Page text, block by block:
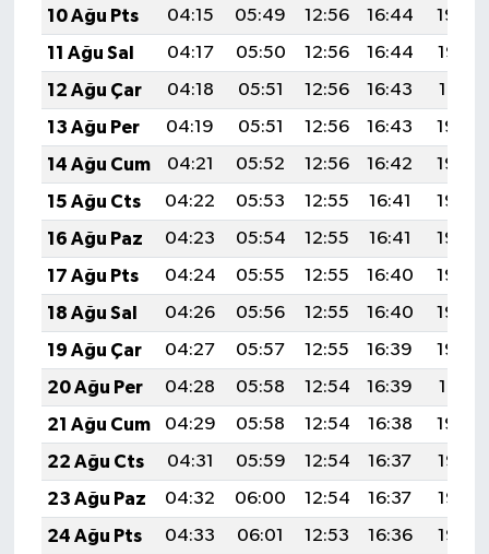
10 Ağu Pts
04:15 05:49 12:56 16:44
19:54
11 Ağu Sal
04:17 05:50 12:56 16:44
19:52
12 Ağu Çar
04:18 05:51 12:56 16:43
19:51
13 Ağu Per
04:19 05:51 12:56 16:43
19:50
14 Ağu Cum
04:21 05:52 12:56 16:42
19:49
15 Ağu Cts
04:22 05:53 12:55 16:41
19:48
16 Ağu Paz
04:23 05:54 12:55 16:41
19:46
17 Ağu Pts
04:24 05:55 12:55 16:40
19:45
18 Ağu Sal
04:26 05:56 12:55 16:40
19:44
19 Ağu Çar
04:27 05:57 12:55 16:39
19:42
20 Ağu Per
04:28 05:58 12:54 16:39
19:41
21 Ağu Cum
04:29 05:58 12:54 16:38
19:40
22 Ağu Cts
04:31 05:59 12:54 16:37
19:38
23 Ağu Paz
04:32 06:00 12:54 16:37
19:37
24 Ağu Pts
04:33 06:01 12:53 16:36
19:35